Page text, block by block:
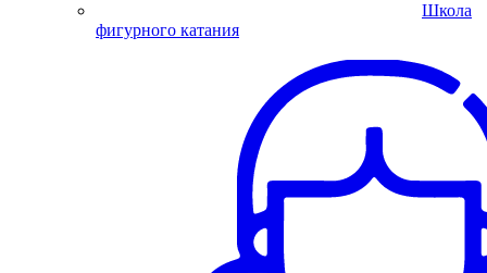
Школа
фигурного катания